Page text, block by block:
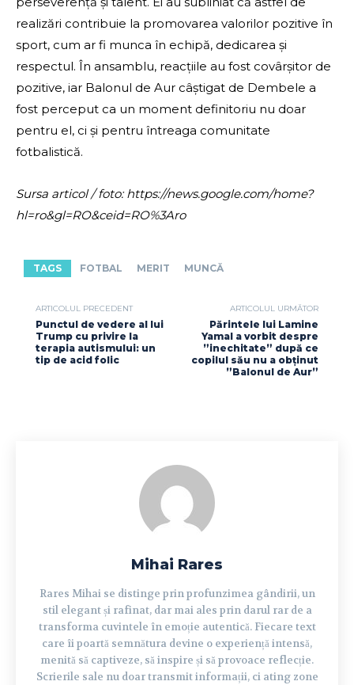
realizări contribuie la promovarea valorilor pozitive în
sport, cum ar fi munca în echipă, dedicarea și
respectul. În ansamblu, reacțiile au fost covârșitor de
pozitive, iar Balonul de Aur câștigat de Dembele a
fost perceput ca un moment definitoriu nu doar
pentru el, ci și pentru întreaga comunitate
fotbalistică.
Sursa articol / foto: https://news.google.com/home?
hl=ro&gl=RO&ceid=RO%3Aro
TAGS FOTBAL MERIT MUNCĂ
ARTICOLUL PRECEDENT
Punctul de vedere al lui
Trump cu privire la
terapia autismului: un
tip de acid folic
ARTICOLUL URMĂTOR
Părintele lui Lamine
Yamal a vorbit despre
”inechitate” după ce
copilul său nu a obținut
”Balonul de Aur”
Mihai Rares
Rares Mihai se distinge prin profunzimea gândirii, un
stil elegant și rafinat, dar mai ales prin darul rar de a
transforma cuvintele în emoție autentică. Fiecare text
care îi poartă semnătura devine o experiență intensă,
menită să captiveze, să inspire și să provoace reflecție.
Scrierile sale nu doar transmit informații, ci ating zone